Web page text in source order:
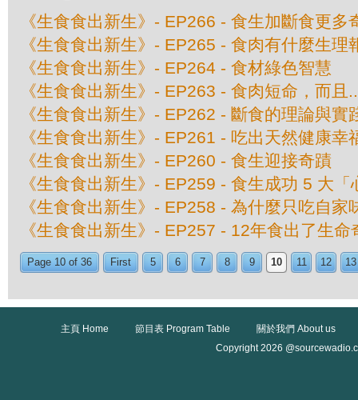
《生食食出新生》- EP266 - 食生加斷食更多
《生食食出新生》- EP265 - 食肉有什麼生理
《生食食出新生》- EP264 - 食材綠色智慧
《生食食出新生》- EP263 - 食肉短命，而且
《生食食出新生》- EP262 - 斷食的理論與實
《生食食出新生》- EP261 - 吃出天然健康幸
《生食食出新生》- EP260 - 食生迎接奇蹟
《生食食出新生》- EP259 - 食生成功 5 大「
《生食食出新生》- EP258 - 為什麼只吃自家
《生食食出新生》- EP257 - 12年食出了生命
Page 10 of 36 First 5 6 7 8 9 10 11 12 13
主頁 Home 節目表 Program Table
關於我們 About us
Copyright 2026